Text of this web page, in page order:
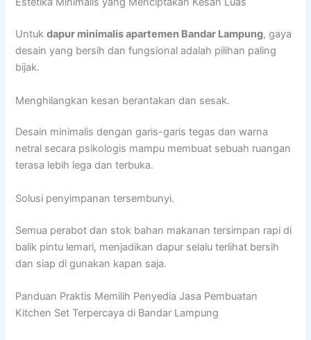
Untukdapur minimalis apartemen Bandar Lampung, gaya
desain yang bersih dan fungsional adalah pilihan paling
bijak.
Menghilangkan kesan berantakan dan sesak.
Desain minimalis dengan garis-garis tegas dan warna
netral secara psikologis mampu membuat sebuah ruangan
terasa lebih lega dan terbuka.
Solusi penyimpanan tersembunyi.
Semua perabot dan stok bahan makanan tersimpan rapi di
balik pintu lemari, menjadikan dapur selalu terlihat bersih
dan siap di gunakan kapan saja.
Panduan Praktis Memilih Penyedia Jasa Pembuatan
Kitchen Set Terpercaya di Bandar Lampung